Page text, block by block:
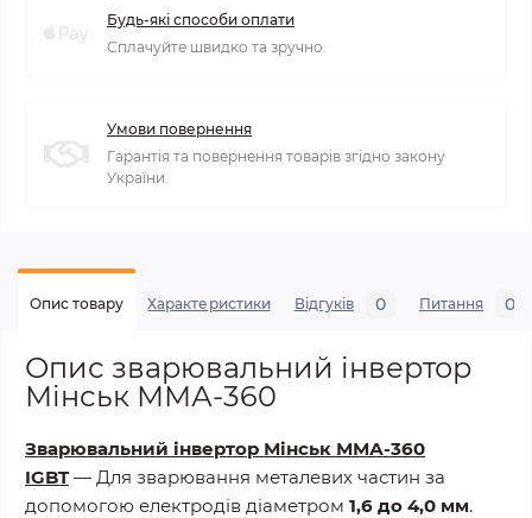
Будь-які способи оплати
Сплачуйте швидко та зручно.
Умови повернення
Гарантія та повернення товарів згідно закону
України.
Опис товару Характеристики Відгуків 0 Питання 0
Опис зварювальний інвертор
Мінськ ММА-360
Зварювальний інвертор Мінськ ММА-360
IGBT― Для зварювання металевих частин за
допомогою електродів діаметром 1,6 до 4,0 мм.